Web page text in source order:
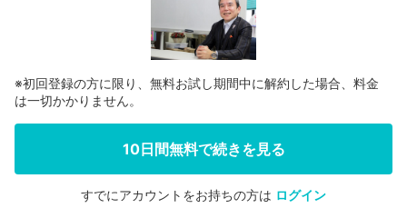
会員登録する
※初回登録の方に限り、無料お試し期間中に解約した場合、料金
は一切かかりません。
10日間無料で続きを見る
すでにアカウントをお持ちの方は ログイン